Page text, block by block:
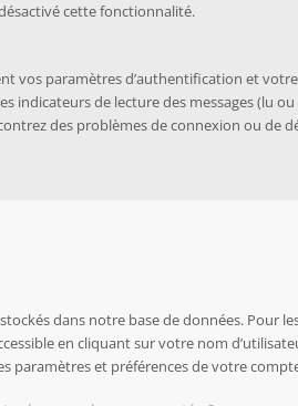
cette fonctionnalité.
vos paramètres d’authentification et
indicateurs de lecture des messages (lu
des problèmes de connexion ou de
dans notre base de données. Pour
en cliquant sur votre nom
paramètres et préférences de votre